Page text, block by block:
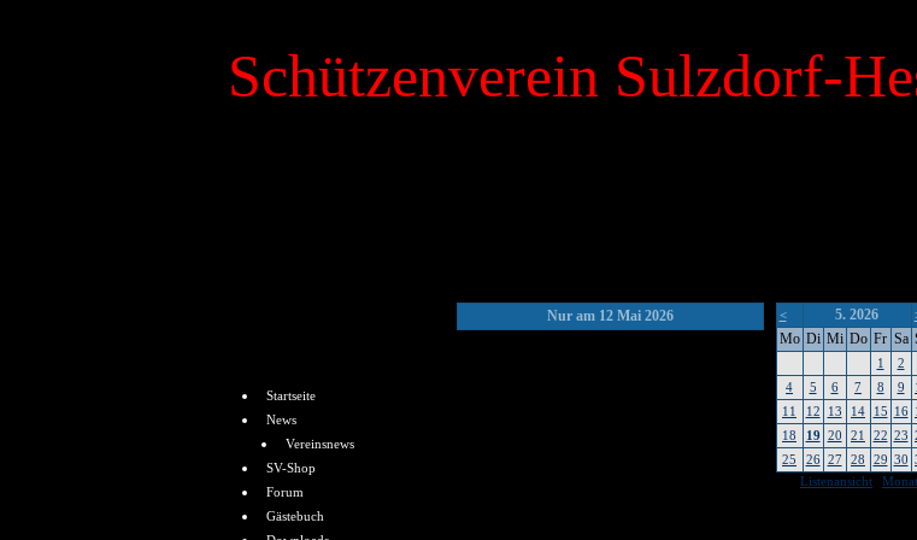
Schützenverein Sulzdorf-
Startseite
News
Vereinsnews
SV-Shop
Forum
Gästebuch
Nur am 12 Mai 2026 < 5. 2026
Mo Di Mi Do Fr Sa
1 2
4
5 6 7 8 9
11
12 13 14 15 16
18
19 20 21 22 23
25
26 27 28 29 30
Listenansicht